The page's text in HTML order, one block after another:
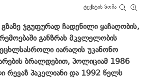
ტექსტის ზომა
გზაზე ჯგუფურად ჩადენილი ყაჩაღობის,
განზრახ მკვლელობის
იარაღის უკანონო
ბრალდებით, პოლიციამ 1986
რევაზ პაკელიანი და 1992 წელს